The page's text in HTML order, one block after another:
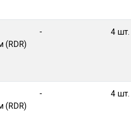
(RDR)
- 4 шт.
(RDR)
- 4 шт.